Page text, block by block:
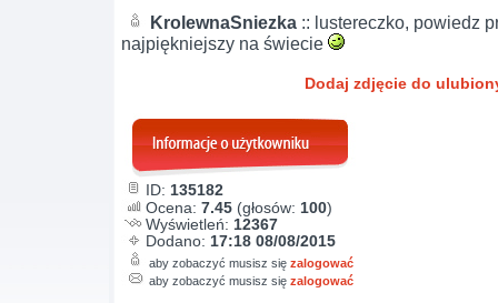
KrolewnaSniezka :: lustereczko, powiedz
najpiękniejszy na świecie
Dodaj zdjęcie do
ID: 135182
Ocena: 7.45 (głosów: 100)
Wyświetleń: 12367
Dodano: 17:18 08/08/2015
aby zobaczyć musisz się zalogować
aby zobaczyć musisz się zalogować